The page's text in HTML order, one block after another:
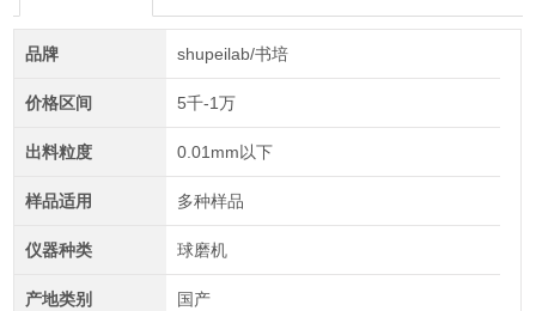
品牌 shupeilab/书培
价格区间 5千-1万
出料粒度 0.01mm以下
样品适用 多种样品
仪器种类 球磨机
产地类别 国产